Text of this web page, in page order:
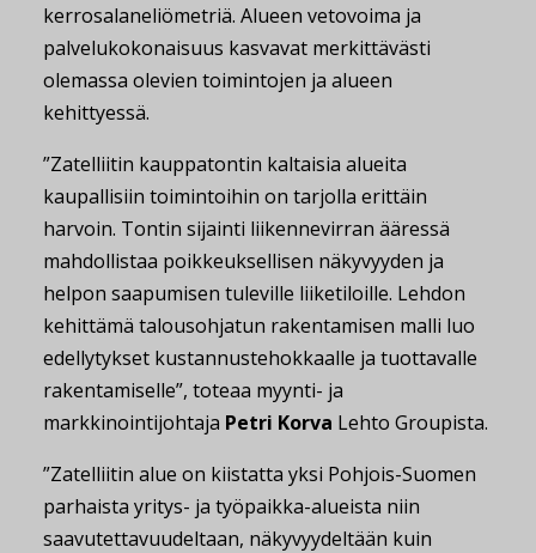
kerrosalaneliömetriä. Alueen vetovoima ja
palvelukokonaisuus kasvavat merkittävästi
olemassa olevien toimintojen ja alueen
kehittyessä.
”Zatelliitin kauppatontin kaltaisia alueita
kaupallisiin toimintoihin on tarjolla erittäin
harvoin. Tontin sijainti liikennevirran ääressä
mahdollistaa poikkeuksellisen näkyvyyden ja
helpon saapumisen tuleville liiketiloille. Lehdon
kehittämä talousohjatun rakentamisen malli luo
edellytykset kustannustehokkaalle ja tuottavalle
rakentamiselle”, toteaa myynti- ja
markkinointijohtaja Petri Korva Lehto Groupista.
”Zatelliitin alue on kiistatta yksi Pohjois-Suomen
parhaista yritys- ja työpaikka-alueista niin
saavutettavuudeltaan, näkyvyydeltään kuin